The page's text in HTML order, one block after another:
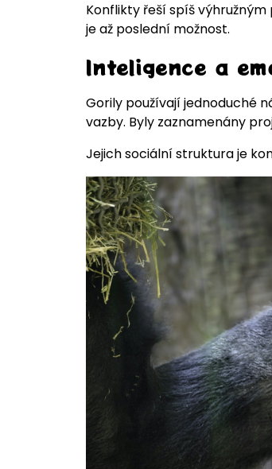
Konflikty řeší spíš
je až poslední možnost.
Inteligence a
Gorily používají jednoduché
vazby. Byly zaznamenány
Jejich sociální struktura je